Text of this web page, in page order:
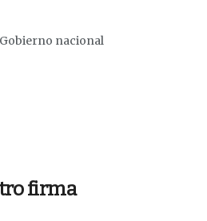
nacional
firma